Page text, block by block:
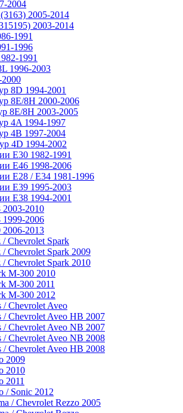
2004
2005-2014
2003-2014
1991
1996
1991
1996-2003
8D 1994-2001
8E/8H 2000-2006
8E/8H 2003-2005
4A 1994-1997
4B 1997-2004
4D 1994-2002
E30 1982-1991
E46 1998-2006
E28 / E34 1981-1996
E39 1995-2003
E38 1994-2001
2010
2006
2013
Chevrolet Spark
Chevrolet Spark 2009
Chevrolet Spark 2010
M-300 2010
M-300 2011
M-300 2012
/ Chevrolet Aveo
/ Chevrolet Aveo HB 2007
/ Chevrolet Aveo NB 2007
/ Chevrolet Aveo NB 2008
/ Chevrolet Aveo HB 2008
2009
2010
2011
/ Sonic 2012
/ Chevrolet Rezzo 2005